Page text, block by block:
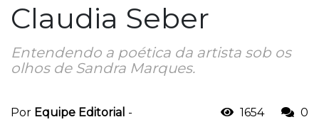
Claudia Seber
Entendendo a poética da artista sob os
olhos de Sandra Marques.
Por Equipe Editorial -
1654 0